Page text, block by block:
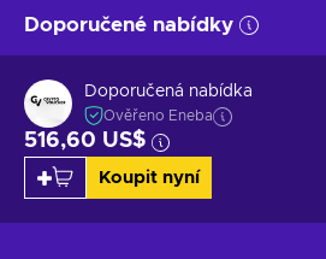
Doporučené nabídky
Doporučená nabídka
Ověřeno Eneba
516,60 US$
Koupit nyní